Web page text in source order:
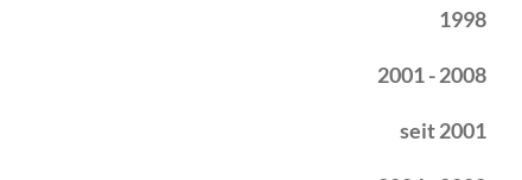
1998
2001 - 2008
seit 2001